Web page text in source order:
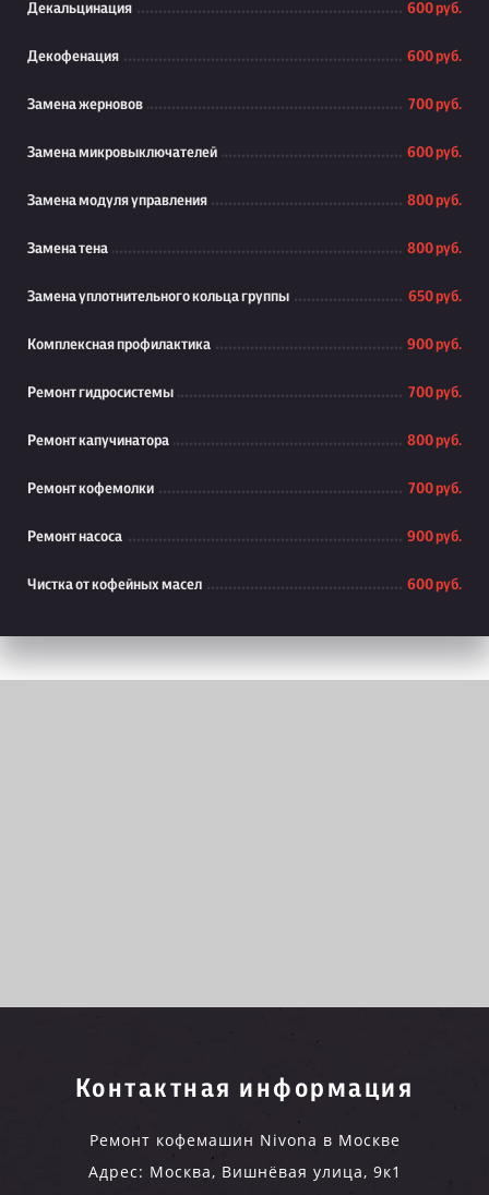
Декальцинация 600 руб.
Декофенация 600 руб.
Замена жерновов 700 руб.
Замена микровыключателей 600 руб.
Замена модуля управления 800 руб.
Замена тена 800 руб.
Замена уплотнительного кольца группы 650 руб.
Комплексная профилактика 900 руб.
Ремонт гидросистемы 700 руб.
Ремонт капучинатора 800 руб.
Ремонт кофемолки 700 руб.
Ремонт насоса 900 руб.
Чистка от кофейных масел 600 руб.
Контактная информация
Ремонт кофемашин Nivona в Москве
Адрес: Москва, Вишнёвая улица, 9к1